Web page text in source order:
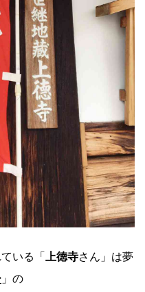
いる「 上徳寺さん」は夢
」の